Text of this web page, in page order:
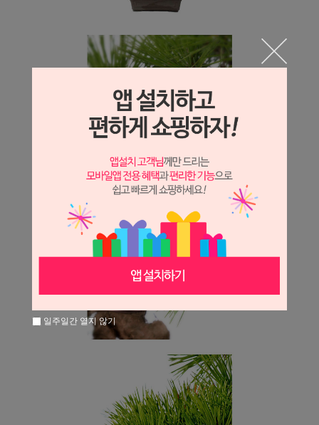
일주일간 열지 않기